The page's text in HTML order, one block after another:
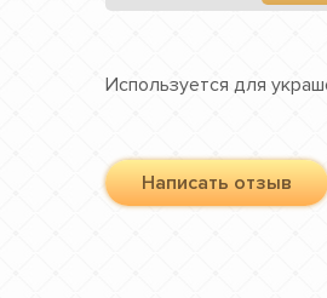
Используется для
Написать отзыв